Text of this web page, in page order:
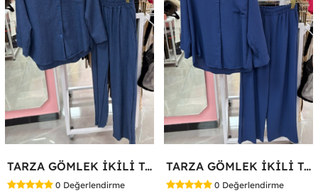
TARZA GÖMLEK İKİLİ TAKIM KOT KUMAŞ Mavi
0 Değerlendirme
TARZA GÖMLEK İKİLİ TAKIM Lacivert
0 Değerlendirme